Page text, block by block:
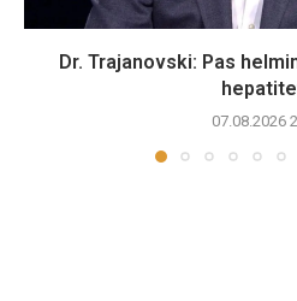
Dr. Trajanovski: Pas
07.08.2026